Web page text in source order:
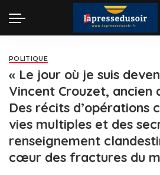
POLITIQUE
« Le jour où je suis
Vincent Crouzet, ancien
Des récits d’opérations
vies multiples et des
renseignement
cœur des fractures du